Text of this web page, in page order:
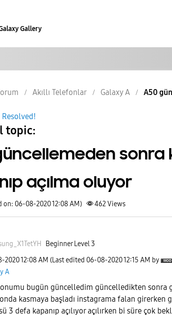
Gallery
Akıllı Telefonlar Galaxy A A50
Resolved!
topic:
sonra
açılma oluyor
on: 06-08-2020 12:08 AM) 462Views
Beginner Level 3
202012:08 AM (Last edited ‎06-08-202012:15 AM by
A
bugün güncelledim güncelledikten sonra
kasmaya başladı instagrama falan girerken
3 defa kapanıp açılıyor açılırken bi süre çok